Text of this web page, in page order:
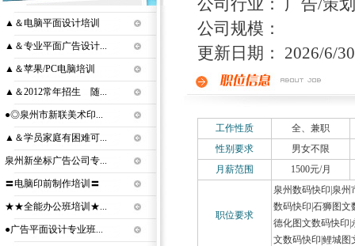
▲＆电脑平面设计培训
▲＆专业平面广告设计...
▲＆苹果/PC电脑培训
▲＆2012常年招生 随...
●◎泉州市新联美术印...
▲＆学员家庭有困难可...
泉州新坐标广告公司专...
〓电脑印前制作培训〓
★★全能办公班培训★...
●广告平面设计专业班...
公司行业： 广告/策划
公司规模：
更新日期： 2026/6/
工作性质
全、兼职
性别要求
男女不限
月薪范围
1500元/月
职位要求
泉州数码快印|泉州
数码快印|石狮图文
德化图文数码快印|
文数码快印|鲤城图